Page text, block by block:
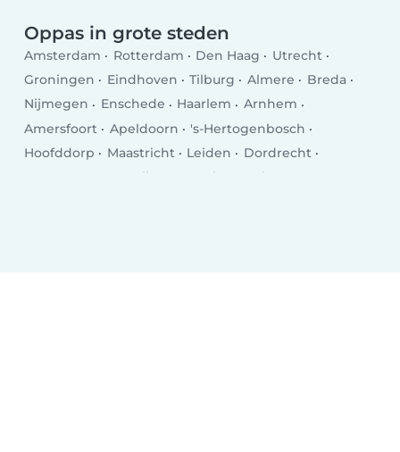
Oppas in grote steden
Amsterdam Rotterdam Den Haag
Utrecht
Groningen
Eindhoven Tilburg Almere
Breda
Nijmegen
Enschede Haarlem
Arnhem
Amersfoort
Apeldoorn
's-Hertogenbosch
Hoofddorp
Maastricht Leiden
Dordrecht
Zwolle Hengelo Venlo